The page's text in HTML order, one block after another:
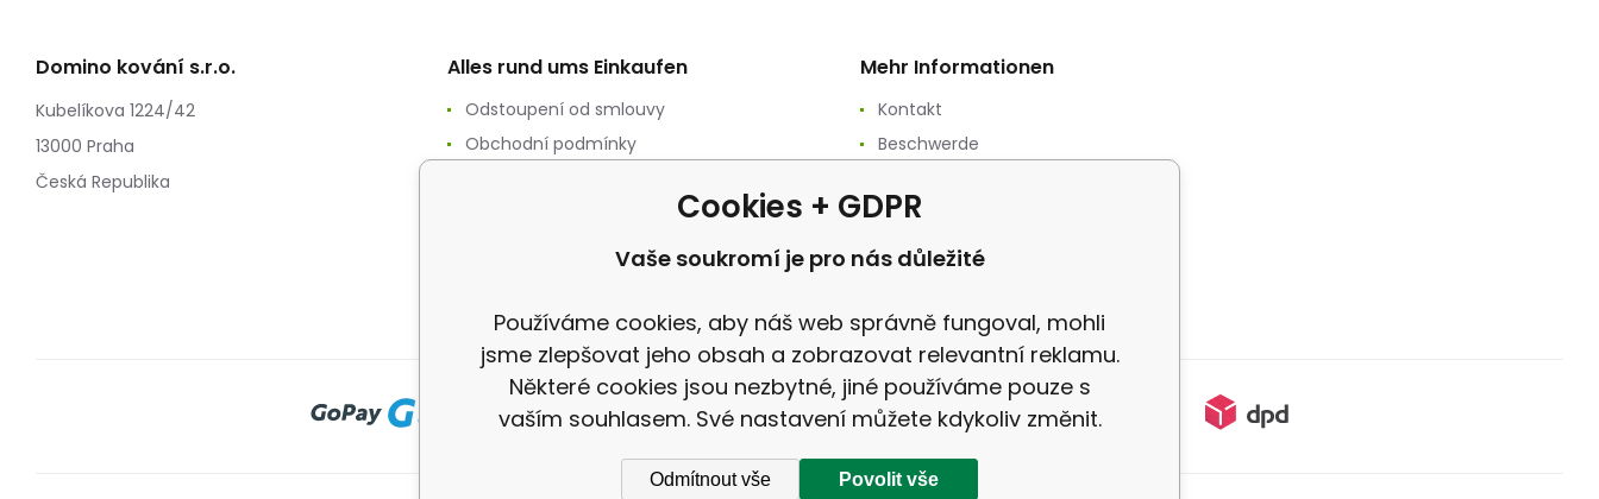
Domino kování s.r.o.
Kubelíkova 1224/42
13000 Praha
Česká Republika
Alles rund ums Einkaufen
Odstoupení od smlouvy
Obchodní podmínky
Mehr Informationen
Kontakt
Beschwerde
Cookies + GDPR
Vaše soukromí je pro nás důležité
Používáme cookies, aby náš web správně fungoval, mohli
jsme zlepšovat jeho obsah a zobrazovat relevantní reklamu.
Některé cookies jsou nezbytné, jiné používáme pouze s
vaším souhlasem. Své nastavení můžete kdykoliv změnit.
Odmítnout vše Povolit vše